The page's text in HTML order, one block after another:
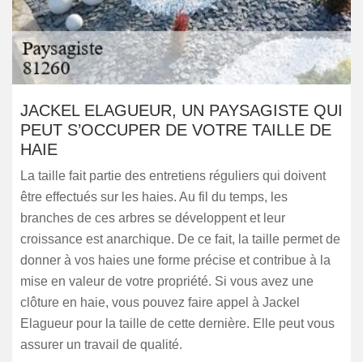
JACKEL ELAGUEUR, UN PAYSAGISTE QUI
PEUT S’OCCUPER DE VOTRE TAILLE DE
HAIE
La taille fait partie des entretiens réguliers qui doivent
être effectués sur les haies. Au fil du temps, les
branches de ces arbres se développent et leur
croissance est anarchique. De ce fait, la taille permet de
donner à vos haies une forme précise et contribue à la
mise en valeur de votre propriété. Si vous avez une
clôture en haie, vous pouvez faire appel à Jackel
Elagueur pour la taille de cette dernière. Elle peut vous
assurer un travail de qualité.